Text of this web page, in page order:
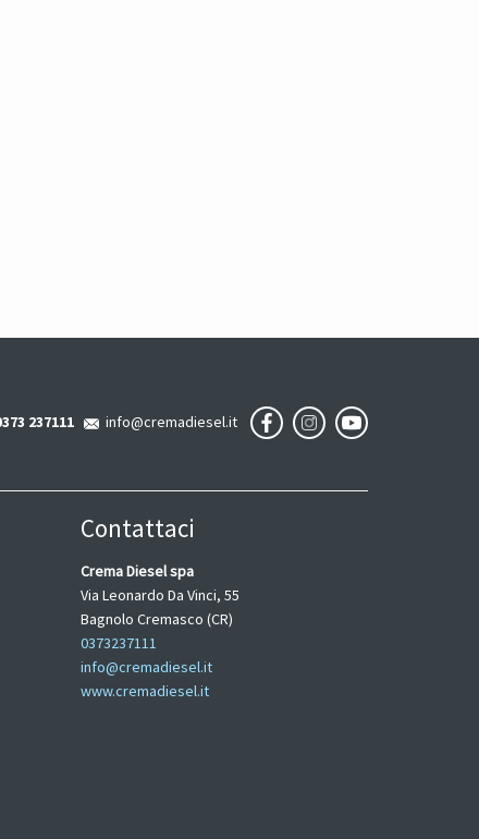
info@cremadiesel.it
237111
Contattaci
Crema Diesel spa
Via Leonardo Da Vinci, 55
Bagnolo Cremasco (CR)
0373237111
info@cremadiesel.it
www.cremadiesel.it